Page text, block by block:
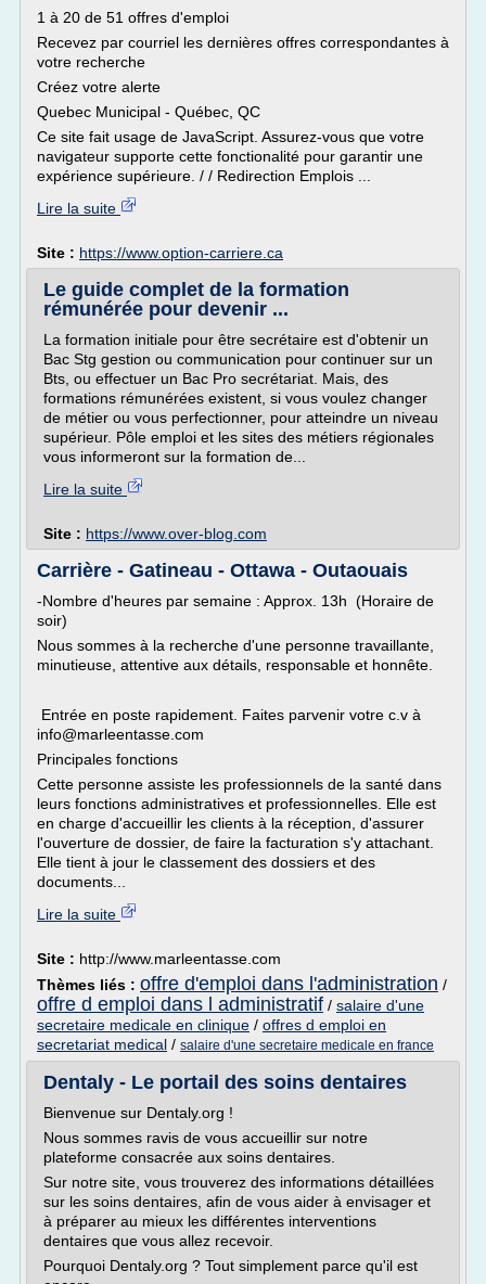
1 à 20 de 51 offres d'emploi
Recevez par courriel les dernières offres correspondantes à
votre recherche
Créez votre alerte
Quebec Municipal - Québec, QC
Ce site fait usage de JavaScript. Assurez-vous que votre
navigateur supporte cette fonctionalité pour garantir une
expérience supérieure. / / Redirection Emplois ...
Lire la suite
Site : https://www.option-carriere.ca
Le guide complet de la formation
rémunérée pour devenir ...
La formation initiale pour être secrétaire est d'obtenir un
Bac Stg gestion ou communication pour continuer sur un
Bts, ou effectuer un Bac Pro secrétariat. Mais, des
formations rémunérées existent, si vous voulez changer
de métier ou vous perfectionner, pour atteindre un niveau
supérieur. Pôle emploi et les sites des métiers régionales
vous informeront sur la formation de...
Lire la suite
Site : https://www.over-blog.com
Carrière - Gatineau - Ottawa - Outaouais
-Nombre d'heures par semaine : Approx. 13h (Horaire de
soir)
Nous sommes à la recherche d'une personne travaillante,
minutieuse, attentive aux détails, responsable et honnête.
Entrée en poste rapidement. Faites parvenir votre c.v à
info@marleentasse.com
Principales fonctions
Cette personne assiste les professionnels de la santé dans
leurs fonctions administratives et professionnelles. Elle est
en charge d'accueillir les clients à la réception, d'assurer
l'ouverture de dossier, de faire la facturation s'y attachant.
Elle tient à jour le classement des dossiers et des
documents...
Lire la suite
Site : http://www.marleentasse.com
Thèmes liés : offre d'emploi dans l'administration /
offre d emploi dans l administratif / salaire d'une
secretaire medicale en clinique / offres d emploi en
secretariat medical / salaire d'une secretaire medicale en france
Dentaly - Le portail des soins dentaires
Bienvenue sur Dentaly.org !
Nous sommes ravis de vous accueillir sur notre
plateforme consacrée aux soins dentaires.
Sur notre site, vous trouverez des informations détaillées
sur les soins dentaires, afin de vous aider à envisager et
à préparer au mieux les différentes interventions
dentaires que vous allez recevoir.
Pourquoi Dentaly.org ? Tout simplement parce qu'il est